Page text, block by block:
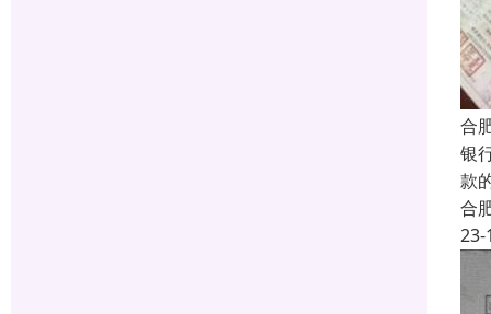
合
银
款
合
23-